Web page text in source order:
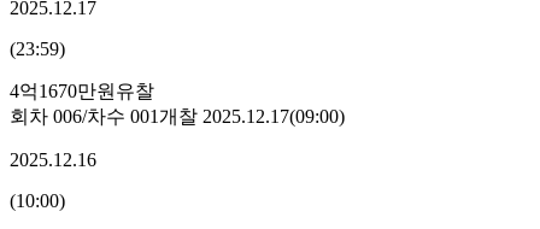
2025.12.17
(23:59)
4억1670만원 유찰
회차 006/차수 001개찰 2025.12.17(09:00)
2025.12.16
(10:00)